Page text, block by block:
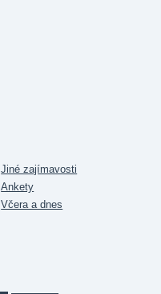
Jiné zajímavosti
Ankety
Včera a dnes